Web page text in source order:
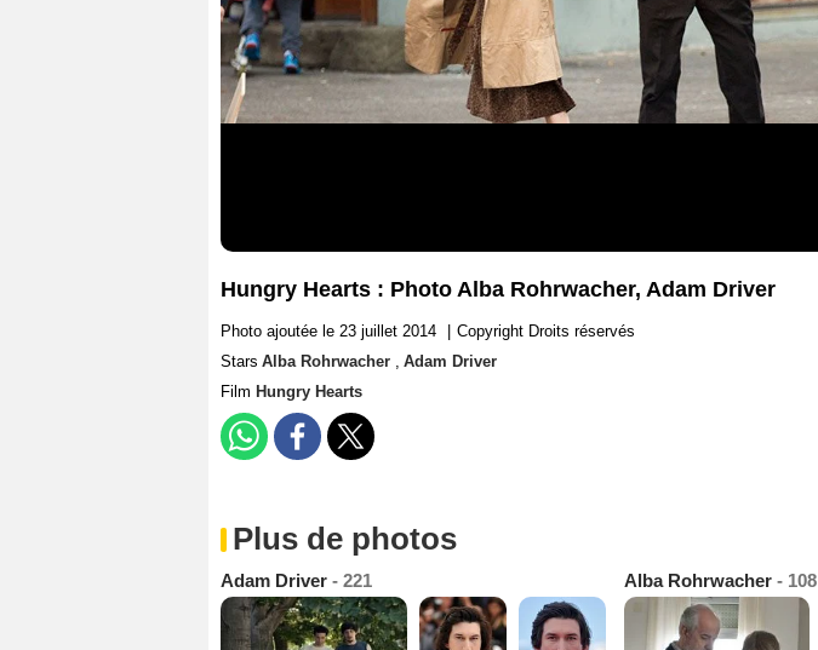
Hungry Hearts : Photo Alba Rohrwacher, Adam Driver
Photo ajoutée le 23 juillet 2014
Copyright Droits réservés
Stars Alba Rohrwacher , Adam Driver
Film Hungry Hearts
Plus de photos
Adam Driver - 221 Alba Rohrwacher - 108